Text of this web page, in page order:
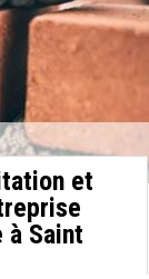
et
à Saint